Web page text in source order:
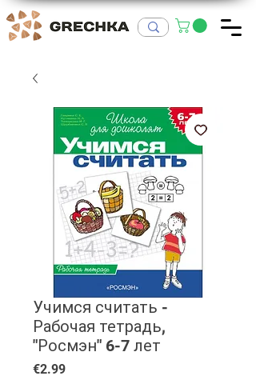
Учимся считать -
Рабочая тетрадь,
"Росмэн" 6-7 лет
€2.99Price